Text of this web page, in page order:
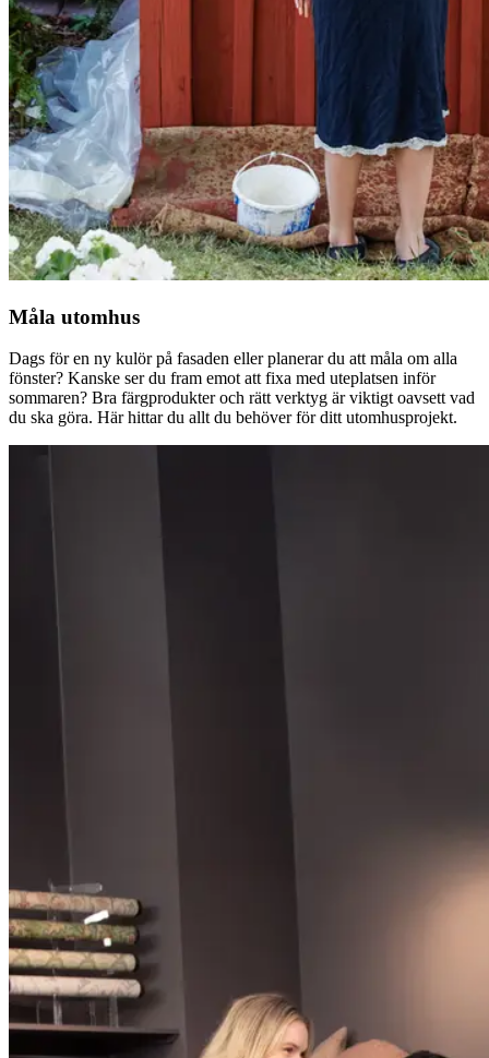
Måla utomhus
Dags för en ny kulör på fasaden eller planerar du att måla om alla
fönster? Kanske ser du fram emot att fixa med uteplatsen inför
sommaren? Bra färgprodukter och rätt verktyg är viktigt oavsett vad
du ska göra. Här hittar du allt du behöver för ditt utomhusprojekt.